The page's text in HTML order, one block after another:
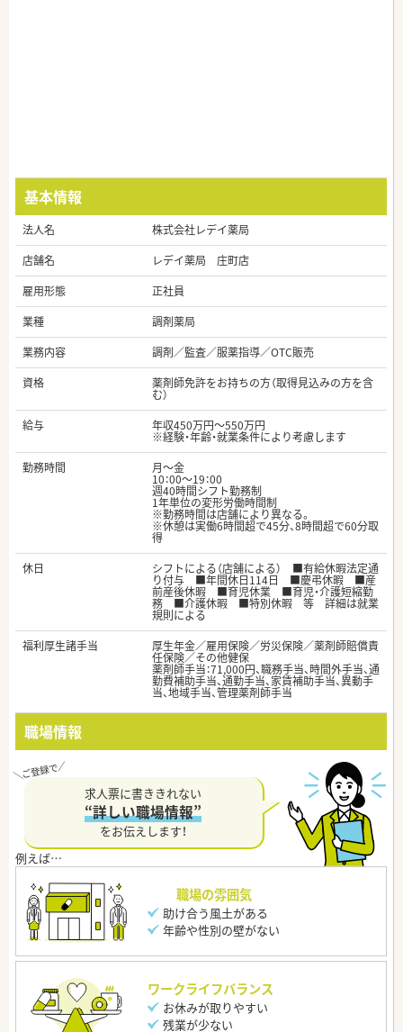
基本情報
法人名
株式会社レデイ薬局
店舗名
レデイ薬局 庄町店
雇用形態
正社員
業種
調剤薬局
業務内容
調剤／監査／服薬指導／OTC販売
資格
薬剤師免許をお持ちの方（取得見込みの方を含
む）
給与
年収450万円～550万円
※経験・年齢・就業条件により考慮します
勤務時間
月～金
10：00～19：00
週40時間シフト勤務制
1年単位の変形労働時間制
※勤務時間は店舗により異なる。
※休憩は実働6時間超で45分、8時間超で60分取
得
休日
シフトによる（店舗による） ■有給休暇法定通
り付与 ■年間休日114日 ■慶弔休暇 ■産
前産後休暇 ■育児休業 ■育児・介護短縮勤
務 ■介護休暇 ■特別休暇 等 詳細は就業
規則による
福利厚生諸手当
厚生年金／雇用保険／労災保険／薬剤師賠償責
任保険／その他健保
薬剤師手当：71,000円、職務手当、時間外手当、通
勤費補助手当、通勤手当、家賃補助手当、異動手
当、地域手当、管理薬剤師手当
職場情報
求人票に書ききれない
“詳しい職場情報”
をお伝えします！
職場の雰囲気
助け合う風土がある
年齢や性別の壁がない
ワークライフバランス
お休みが取りやすい
残業が少ない